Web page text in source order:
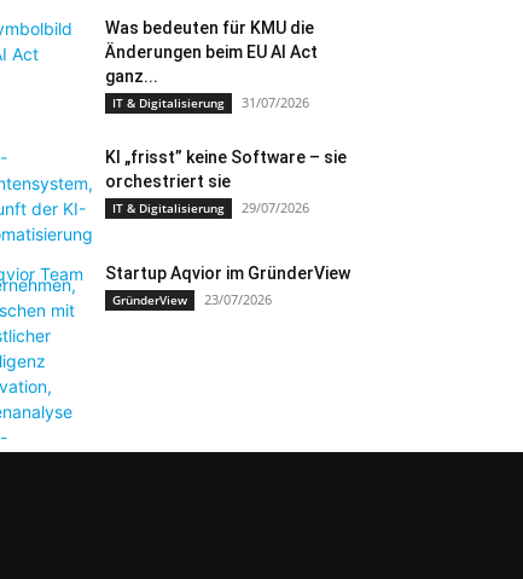
Was bedeuten für KMU die
Änderungen beim EU AI Act
ganz...
IT & Digitalisierung 31/07/2026
KI „frisst” keine Software – sie
orchestriert sie
IT & Digitalisierung 29/07/2026
Startup Aqvior im GründerView
GründerView 23/07/2026